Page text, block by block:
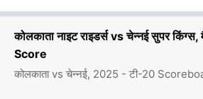
कोलकाता नाइट राइडर्स vs चेन्नई सुपर
Score
कोलकाता vs चेन्नई, 2025 - टी-20